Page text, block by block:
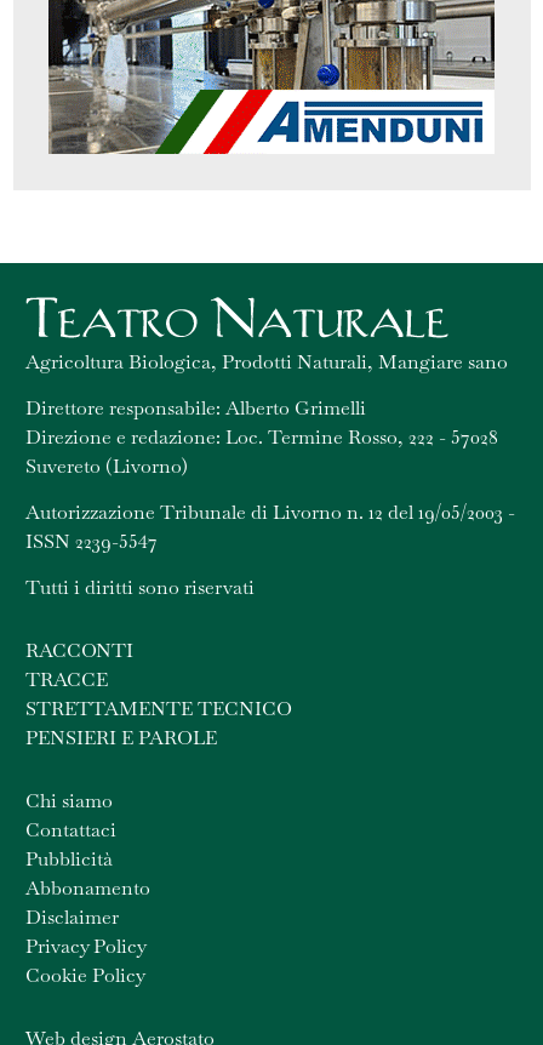
Agricoltura Biologica, Prodotti Naturali, Mangiare sano
Direttore responsabile: Alberto Grimelli
Direzione e redazione: Loc. Termine Rosso, 222 - 57028
Suvereto (Livorno)
Autorizzazione Tribunale di Livorno n. 12 del 19/05/2003 -
ISSN 2239-5547
Tutti i diritti sono riservati
RACCONTI
TRACCE
STRETTAMENTE TECNICO
PENSIERI E PAROLE
Chi siamo
Contattaci
Pubblicità
Abbonamento
Disclaimer
Privacy Policy
Cookie Policy
Web design Aerostato